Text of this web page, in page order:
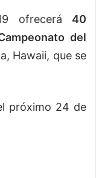
ofrecerá 40
del
Hawaii, que se
próximo 24 de